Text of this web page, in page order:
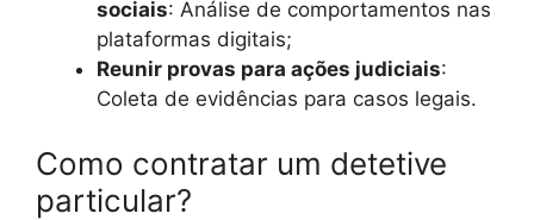
sociais: Análise de comportamentos nas
plataformas digitais;
Reunir provas para ações judiciais:
Coleta de evidências para casos legais.
Como contratar um detetive
particular?